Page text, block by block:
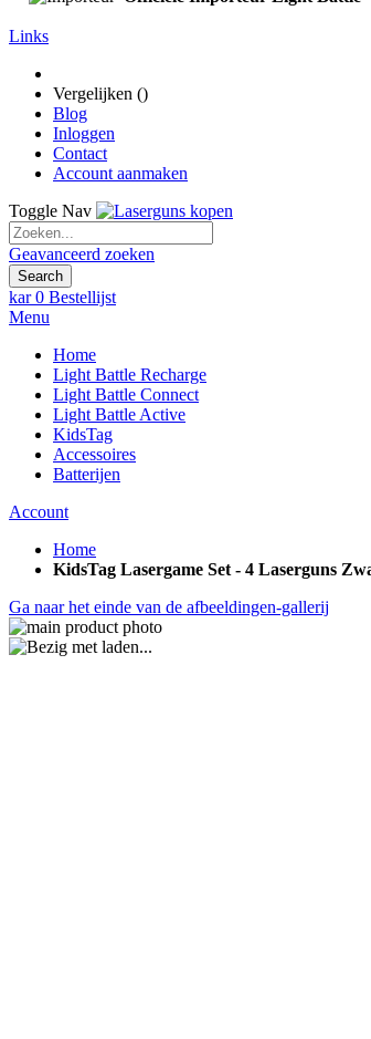
Links
Vergelijken ()
Blog
Inloggen
Contact
Account aanmaken
Toggle Nav
Geavanceerd zoeken
Search
kar 0 Bestellijst
Menu
Home
Light Battle Recharge
Light Battle Connect
Light Battle Active
KidsTag
Accessoires
Batterijen
Account
Home
KidsTag Lasergame Set - 4 Laserguns
Ga naar het einde van de afbeeldingen-gallerij